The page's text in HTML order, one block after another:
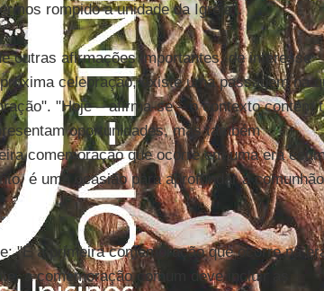
rompido a unidade da Igreja".
outras afirmações importantes, de interesse
celebração, existe uma passagem na
"Hoje – afirma-se – o contexto contém
oportunidades, mas também
comemoração que ocorre em uma era
é uma ocasião para aprofundar a
"É a primeira comemoração que ocorre na
a comemoração comum deve incluir as